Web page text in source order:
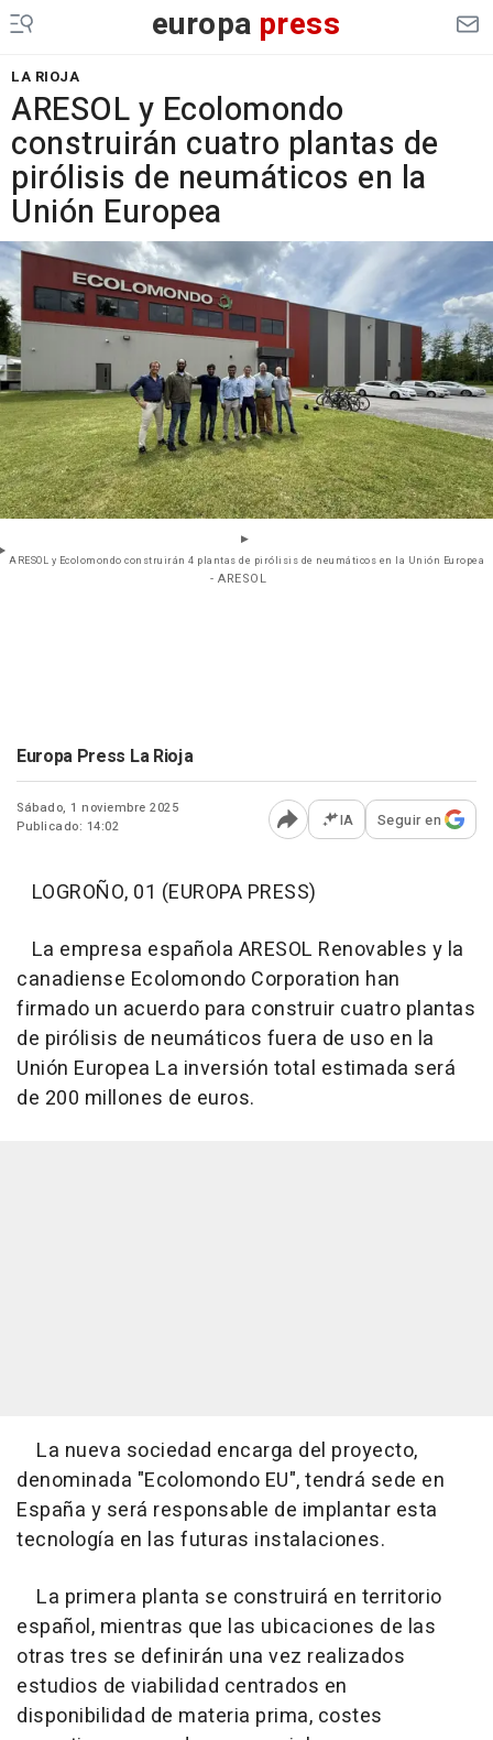
europa press
LA RIOJA
ARESOL y Ecolomondo
construirán cuatro plantas de
pirólisis de neumáticos en la
Unión Europea
ARESOL y Ecolomondo construirán 4 plantas de pirólisis de neumáticos en la Unión Europea
- ARESOL
Europa Press La Rioja
Sábado, 1 noviembre 2025
Publicado: 14:02
Abrir opciones para
IA Seguir en
LOGROÑO, 01 (EUROPA PRESS)
La empresa española ARESOL Renovables y la
canadiense Ecolomondo Corporation han
firmado un acuerdo para construir cuatro plantas
de pirólisis de neumáticos fuera de uso en la
Unión Europea La inversión total estimada será
de 200 millones de euros.
La nueva sociedad encarga del proyecto,
denominada "Ecolomondo EU", tendrá sede en
España y será responsable de implantar esta
tecnología en las futuras instalaciones.
La primera planta se construirá en territorio
español, mientras que las ubicaciones de las
otras tres se definirán una vez realizados
estudios de viabilidad centrados en
disponibilidad de materia prima, costes